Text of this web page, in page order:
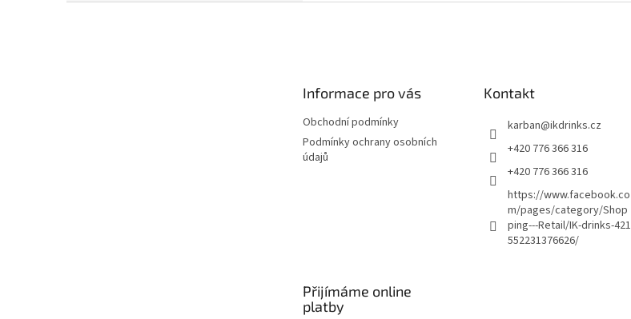
Informace pro vás
Obchodní podmínky
Podmínky ochrany osobních
údajů
Kontakt
karban@ikdrinks.cz
+420 776 366 316
+420 776 366 316
https://www.facebook.co
m/pages/category/Shop
ping---Retail/IK-drinks-421
552231376626/
Přijímáme online
platby